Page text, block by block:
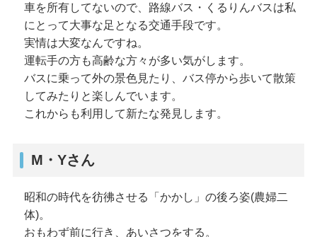
車を所有してないので、路線バス・くるりんバスは私
にとって大事な足となる交通手段です。
実情は大変なんですね。
運転手の方も高齢な方々が多い気がします。
バスに乗って外の景色見たり、バス停から歩いて散策
してみたりと楽しんでいます。
これからも利用して新たな発見します。
M・Yさん
昭和の時代を彷彿させる「かかし」の後ろ姿(農婦二
体)。
おもわず前に行き、あいさつをする。